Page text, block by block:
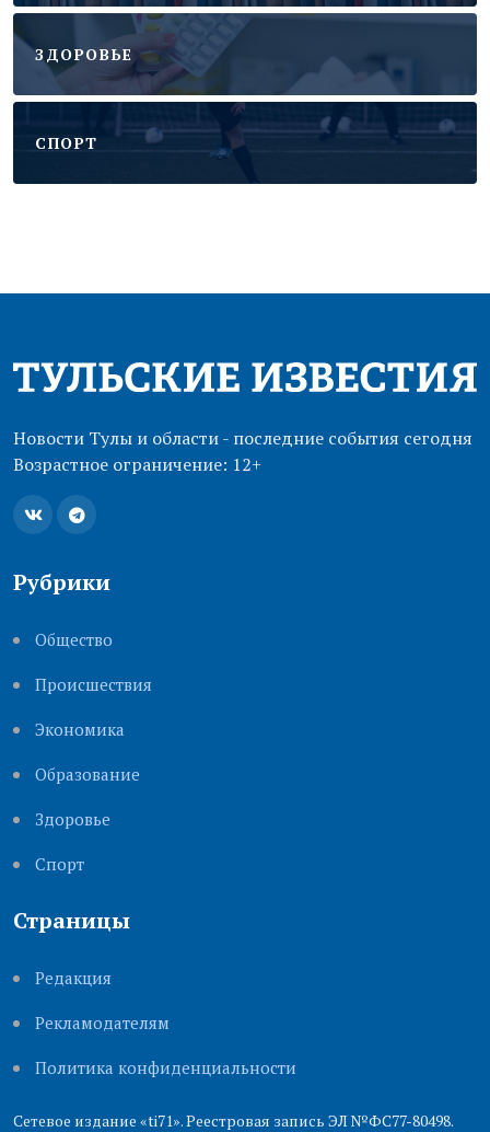
ЗДОРОВЬЕ
CПОРТ
Новости Тулы и области - последние события сегодня
Возрастное ограничение: 12+
Рубрики
Общество
Происшествия
Экономика
Образование
Здоровье
Cпорт
Страницы
Редакция
Рекламодателям
Политика конфиденциальности
Сетевое издание «ti71». Реестровая запись ЭЛ №ФС77-80498.